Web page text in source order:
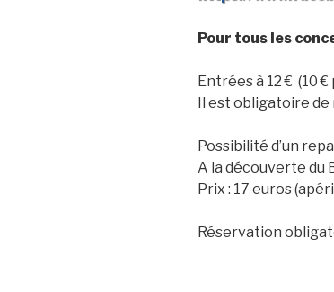
Pour tous les
Entrées à 12 € (10
Il est obligatoire de
Possibilité d’un
A la découverte du
Prix : 17 euros
Réservation